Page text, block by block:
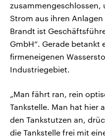
zusammengeschlossen,
Strom aus ihren
Brandt ist
GmbH“. Gerade betankt
firmeneigenen
Industriegebiet.
„Man fährt ran, rein
Tankstelle. Man hat hier
den Tankstutzen an,
die Tankstelle frei mit